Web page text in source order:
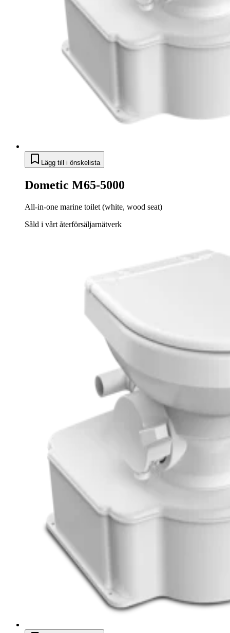
Lägg till i önskelista
Dometic M65-5000
All-in-one marine toilet (white, wood seat)
Såld i vårt återförsäljarnätverk